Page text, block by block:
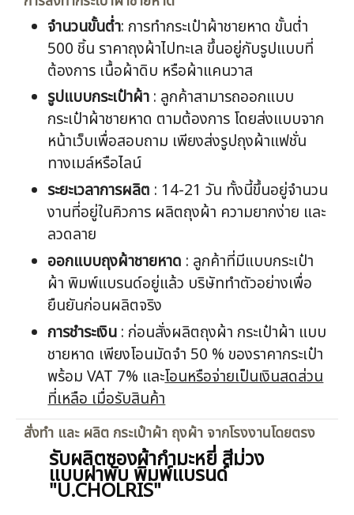
จำนวนขั้นต่ำ: การทำกระเป๋าผ้าชายหาด ขั้นต่ำ
500 ชิ้น ราคาถุงผ้าไปทะเล ขึ้นอยู่กับรูปแบบที่
ต้องการ เนื้อผ้าดิบ หรือผ้าแคนวาส
รูปแบบกระเป๋าผ้า : ลูกค้าสามารถออกแบบ
กระเป๋าผ้าชายหาด ตามต้องการ โดยส่งแบบจาก
หน้าเว็บเพื่อสอบถาม เพียงส่งรูปถุงผ้าแฟชั่น
ทางเมล์หรือไลน์
ระยะเวลาการผลิต : 14-21 วัน ทั้งนี้ขึ้นอยู่จำนวน
งานที่อยู่ในคิวการ ผลิตถุงผ้า ความยากง่าย และ
ลวดลาย
ออกแบบถุงผ้าชายหาด : ลูกค้าที่มีแบบกระเป๋า
ผ้า พิมพ์แบรนด์อยู่แล้ว บริษัททำตัวอย่างเพื่อ
ยืนยันก่อนผลิตจริง
การชำระเงิน : ก่อนสั่งผลิตถุงผ้า กระเป๋าผ้า แบบ
ชายหาด เพียงโอนมัดจำ 50 % ของราคากระเป๋า
พร้อม VAT 7% และโอนหรือจ่ายเป็นเงินสดส่วน
ที่เหลือ เมื่อรับสินค้า
สั่งทำ และ ผลิต กระเป๋าผ้า ถุงผ้า จากโรงงานโดยตรง
รับผลิตซองผ้ากำมะหยี่ สีม่วง
แบบฝาพับ พิมพ์แบรนด์
"U.CHOLRIS"